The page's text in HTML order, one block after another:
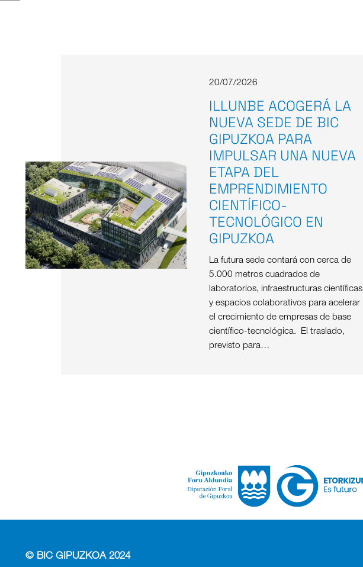
20/07/2026
ILLUNBE ACOGERÁ LA
NUEVA SEDE DE BIC
GIPUZKOA PARA
IMPULSAR UNA NUEVA
ETAPA DEL
EMPRENDIMIENTO
CIENTÍFICO-
TECNOLÓGICO EN
GIPUZKOA
La futura sede contará con cerca de
5.000 metros cuadrados de
laboratorios, infraestructuras científicas
y espacios colaborativos para acelerar
el crecimiento de empresas de base
científico-tecnológica. El traslado,
previsto para…
© BIC GIPUZKOA 2024